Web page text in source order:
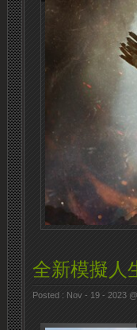
全新模擬人
Posted : Nov - 19 - 2023